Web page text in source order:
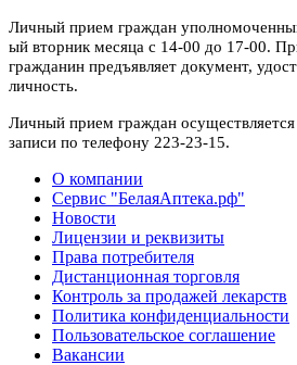
Личный прием граждан
ый вторник месяца с 14-00 до 17-00.
гражданин предъявляет документ,
личность.
Личный прием граждан
записи по телефону 223-23-15.
О компании
Сервис "БелаяАптека.рф"
Новости
Лицензии и реквизиты
Права потребителя
Дистанционная торговля
Контроль за продажей лекарств
Политика конфиденциальности
Пользовательское соглашение
Вакансии